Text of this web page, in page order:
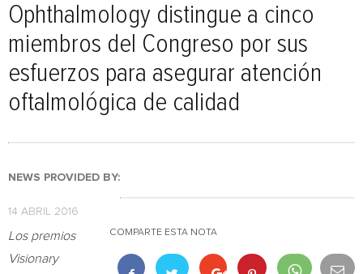
Ophthalmology distingue a cinco
miembros del Congreso por sus
esfuerzos para asegurar atención
oftalmológica de calidad
NEWS PROVIDED BY:
14 ABRIL 2016
COMPARTE ESTA NOTA
Los premios
Visionary